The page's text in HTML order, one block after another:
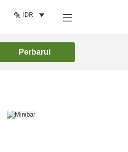
IDR
Perbarui
Cari kamar